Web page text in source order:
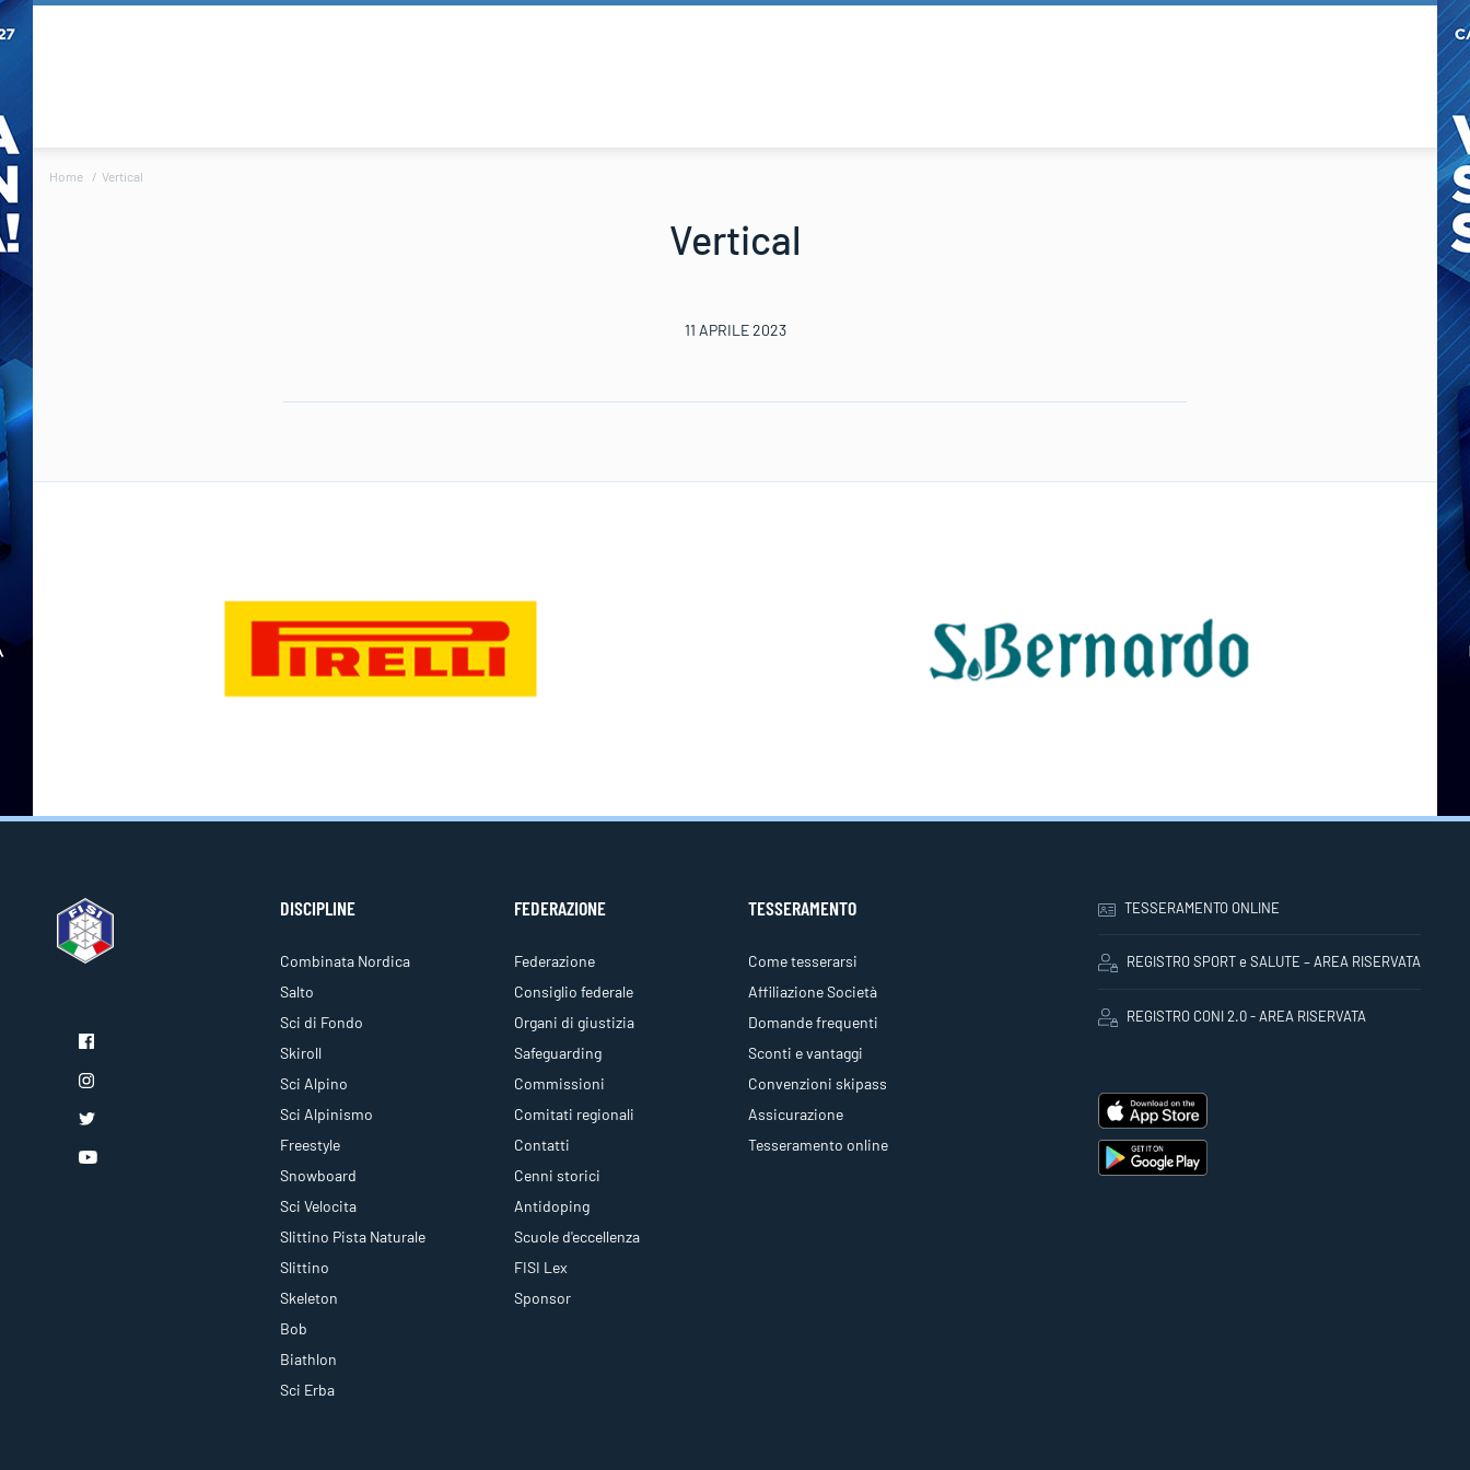
Home Vertical
Vertical
11 APRILE 2023
DISCIPLINE
Combinata Nordica
Salto
Sci di Fondo
Skiroll
Sci Alpino
Sci Alpinismo
Freestyle
Snowboard
Sci Velocita
Slittino Pista Naturale
Slittino
Skeleton
Bob
Biathlon
Sci Erba
FEDERAZIONE
Federazione
Consiglio federale
Organi di giustizia
Safeguarding
Commissioni
Comitati regionali
Contatti
Cenni storici
Antidoping
Scuole d'eccellenza
FISI Lex
Sponsor
TESSERAMENTO
Come tesserarsi
Affiliazione Società
Domande frequenti
Sconti e vantaggi
Convenzioni skipass
Assicurazione
Tesseramento online
TESSERAMENTO ONLINE
REGISTRO SPORT e SALUTE – AREA RISERVATA
REGISTRO CONI 2.0 - AREA RISERVATA